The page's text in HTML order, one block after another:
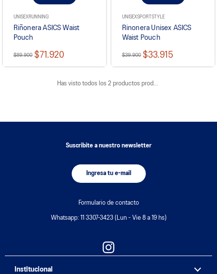
UNISEX RUNNING
Riñonera ASICS Waist
Pouch
$89.900 $71.920
UNISEXSPORTSTYLE
Rinonera Unisex ASICS
Waist Pouch
$39.900 $33.915
Has visto todos los 2 productos
Suscribite a nuestro newsletter
Ingresa tu e-mail
Formulario de contacto
Whatsapp: 11 3307-3423 (Lun - Vie 8 a 19 hs)
Institucional